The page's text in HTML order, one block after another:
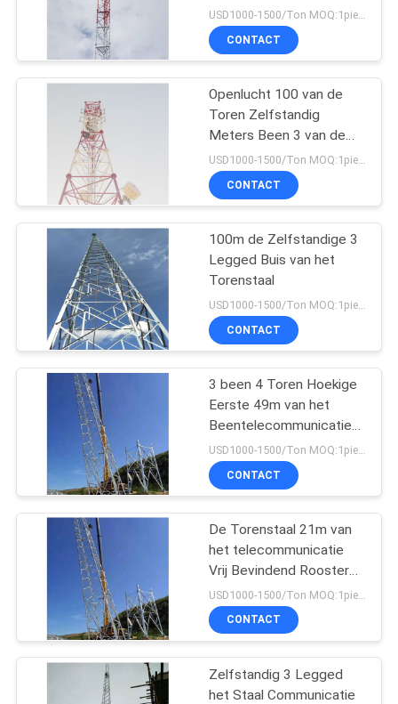
SITEMAP
PRIVACY
POLICY
De Toren van de
Guyeddraad
70
3 Legged Toren
22
4 Legged Toren
43
De Toren van de
camouflagecel
53
USD1000-1500/Ton MOQ:1piece
CONTACT
Openlucht 100 van de
Toren Zelfstandig
Meters Been 3 van de
Metaalantenne
USD1000-1500/Ton MOQ:1piece
CONTACT
100m de Zelfstandige 3
Legged Buis van het
Torenstaal
CONTACT
3 been 4 Toren Hoekige
Eerste 49m van het
Beentelecommunicatie
Gegalvaniseerde Staal
CONTACT
De Torenstaal 21m van
het telecommunicatie
Vrij Bevindend Rooster
Zelfsteun
CONTACT
Zelfstandig 3 Legged
het Staal Communicatie